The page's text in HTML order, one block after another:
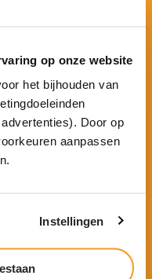
op onze website
het bijhouden van
Door op
aanpassen
Instellingen